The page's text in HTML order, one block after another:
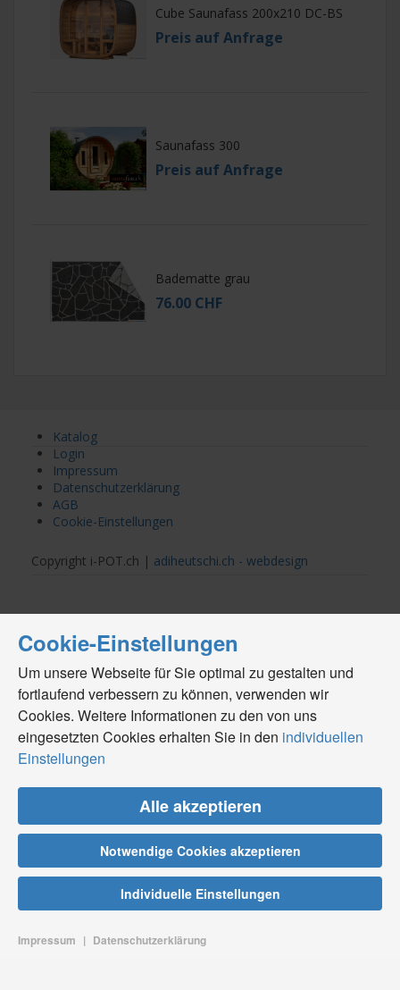
Cube Saunafass 200x210 DC-BS
Preis auf Anfrage
Saunafass 300
Preis auf Anfrage
Badematte grau
76.00 CHF
Katalog
Login
Impressum
Datenschutzerklärung
AGB
Cookie-Einstellungen
Copyright i-POT.ch | adiheutschi.ch - webdesign
Cookie-Einstellungen
Um unsere Webseite für Sie optimal zu gestalten und
fortlaufend verbessern zu können, verwenden wir
Cookies. Weitere Informationen zu den von uns
eingesetzten Cookies erhalten Sie in den individuellen
Einstellungen
Alle akzeptieren
Notwendige Cookies akzeptieren
Impressum | Datenschutzerklärung
Individuelle Einstellungen